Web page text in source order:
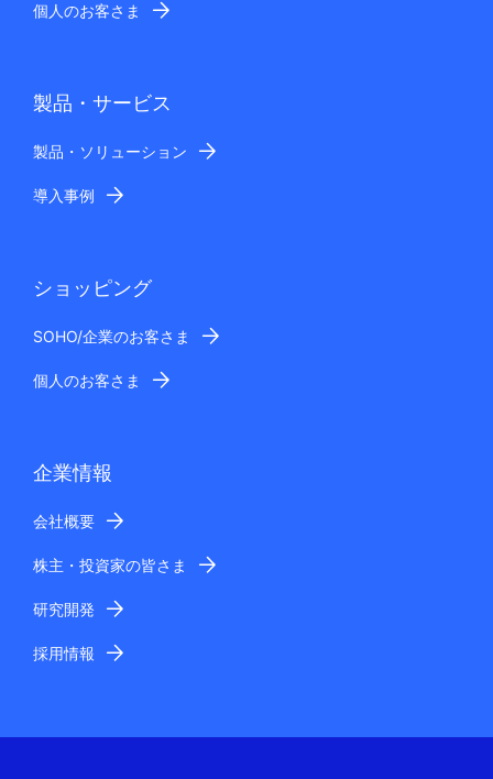
個人のお客さま
製品・サービス
製品・ソリューション
導入事例
ショッピング
SOHO/企業のお客さま
個人のお客さま
企業情報
会社概要
株主・投資家の皆さま
研究開発
採用情報